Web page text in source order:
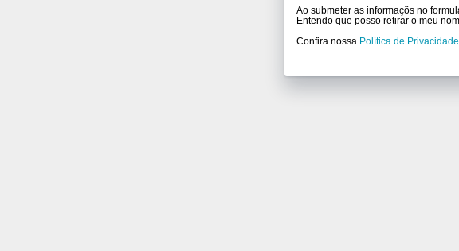
Ao submeter as informaçõs no
Entendo que posso retirar o meu
Confira nossa Política de Privacidade